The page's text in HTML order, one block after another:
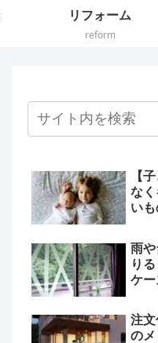
リフォーム
reform
【
な
い
雨
り
ケー
注
のメ